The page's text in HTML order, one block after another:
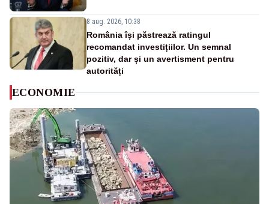
8 aug. 2026, 10:38
România își păstrează ratingul
recomandat investițiilor. Un semnal
pozitiv, dar și un avertisment pentru
autorități
ECONOMIE